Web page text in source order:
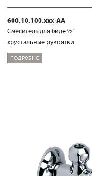
600.10.100.xxx-AA
Смеситель для биде ½“
хрустальные рукоятки
ПОДРОБНО